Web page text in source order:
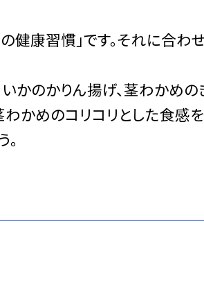
健康習慣」です。それに合わ
のかりん揚げ、茎わかめの
わかめのコリコリとした食感